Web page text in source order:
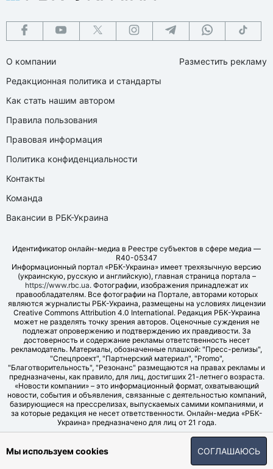
О компании
Редакционная политика и стандарты
Как стать нашим автором
Правила пользования
Правовая информация
Политика конфиденциальности
Контакты
Команда
Вакансии в РБК-Украина
Разместить рекламу
Идентификатор онлайн-медиа в Реестре субъектов в сфере медиа —
R40-05347
Информационный портал «РБК-Украина» имеет трехязычную версию
(украинскую, русскую и английскую), главная страница портала –
https://www.rbc.ua. Фотографии, изображения принадлежат их
правообладателям. Все фотографии на Портале, авторами которых
являются журналисты РБК-Украина, размещены на условиях лицензии
Creative Commons Attribution 4.0 International. Редакция РБК-Украина
может не разделять точку зрения авторов. Оценочные суждения не
подлежат опровержению и подтверждению их правдивости. За
достоверность и содержание рекламы ответственность несет
рекламодатель. Материалы, обозначенные плашкой: "Пресс-релизы",
"Спецпроект", "Партнерский материал", "Promo",
"Благотворительность", "Резонанс" размещаются на правах рекламы и
предназначены, как правило, для лиц, достигших 21-летнего возраста.
«Новости компании» – это информационный формат, охватывающий
новости, события и объявления, связанные с деятельностью компаний,
базирующиеся на прессрелизах, выпускаемых самими компаниями, и
за которые редакция не несет ответственности. Онлайн-медиа «РБК-
Украина» предназначено для лиц от 21 года.
© LLC "UBT MEDIA", 2006-2026.
Мы используем cookies СОГЛАШАЮСЬ